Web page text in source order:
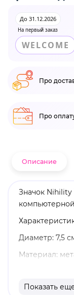
На первый заказ
До 31.12.2026
WELCOME
Про
Про
Описание
Значок
Диаметр: 7,5
Материал:
продукт.
Показать